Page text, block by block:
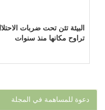
البيئة تئن تحت ضربات
تراوح مكانها منذ سنوات
دعوة للمساهمة في المجلة